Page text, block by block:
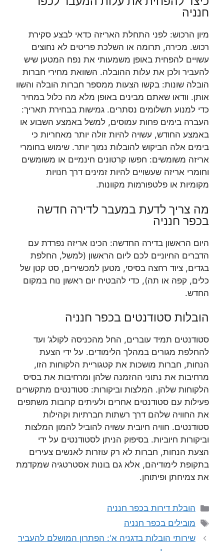
חנניה
מיון הרכוש: לפני התחלת האריזה כדאי לבצע סקירת
רכוש. מכירה, תרומה או השלכת פריטים לא נחוצים
עשויים להפחית באופן משמעותי את נפח המטען שיש
להעביר ולכן את עלות ההובלה. השוואת מחירי חברות
הובלה שונות: בקשו הצעות ממספר חברות הובלה והשוו
אותן. וודאו שאתם מבינים באופן מלא מה כלול במחיר
כדי למנוע תשלומים נסתרים. גמישות בבחירת תאריך:
העברה בימים פחות עמוסים, למשל באמצע השבוע או
באמצע החודש, עשויה להיות זולה יותר מאחריות כי
בימים אלה הביקוש להובלות נמוך יותר. שימוש בחומרי
אריזה משומשים: חפשו קרטונים חינמיים או משומשים
וחומרי אריזה שעשויים להיות זמינים דרך חנויות
מקומיות או פלטפורמות מקוונות.
מה צריך לדעת במעבר לדירה חדשה
בכפר חנניה
היום הראשון בדירה החדשה: הכינו אריזה נפרדת עם
הדברים החיוניים לכם ליום הראשון (למשל, החלפת
בגדים, ציוד רחצה בסיסי, מטען למכשירים, סט קטן של
כלים, קפה או תה), כדי להבטיח יום ראשון נוח במקום
החדש.
הובלות סטודנטים בכפר חנניה
סטודנטים תמיד עוברים, החל מהכניסה לקולג’ ועד
להחלפת מגורים במהלך הלימודים. על ידי הצעת
הנחות, חברות מושכות את קטגוריית הלקוחות הזו,
מרחיבות את נתוני ההזמנה שלהן ומרחיבות את בסיס
הלקוחות שלהן. המלצות וביקורות: סטודנטים מתקשרים
פעילות עם סטודנטים אחרים ולעיתים קרובות משתפים
את החוויה שלהם דרך רשתות חברתיות וקהילות
סטודנטים. חוויה חיובית עשויה להוביל להמון המלצות
וביקורות חיוביות. בסיפוק הניתן לסטודנטים על ידי
הצעת הנחות, חברות לא רק עוזרות לאנשים צעירים
בתקופת לימודיהם, אלא גם בונות אסטרטגיה שמקדמת
את צמיחתן ופיתוחן.
קטגוריות
הובלת דירות בכפר חנניה
תגיות
מובילים בכפר חנניה
שירותי הובלות בדגניה א': הפתרון המושלם להעביר